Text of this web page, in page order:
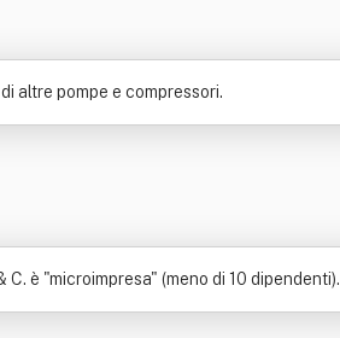
altre pompe e compressori.
è "microimpresa" (meno di 10 dipendenti).